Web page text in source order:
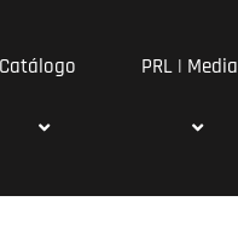
Catálogo PRL | Media